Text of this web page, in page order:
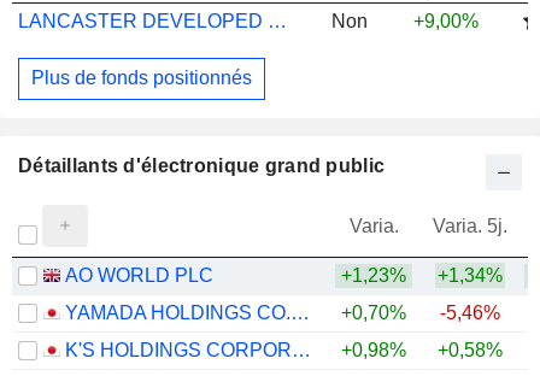
LANCASTER DEVELOPED MARKETS I EUR
Non +9,00%
Plus de fonds positionnés
Détaillants d'électronique grand public
Varia. Varia. 5j.
AO WORLD PLC +1,23% +1,34%
YAMADA HOLDINGS CO., LTD.
+0,70% -5,46%
K'S HOLDINGS CORPORATION
+0,98% +0,58%